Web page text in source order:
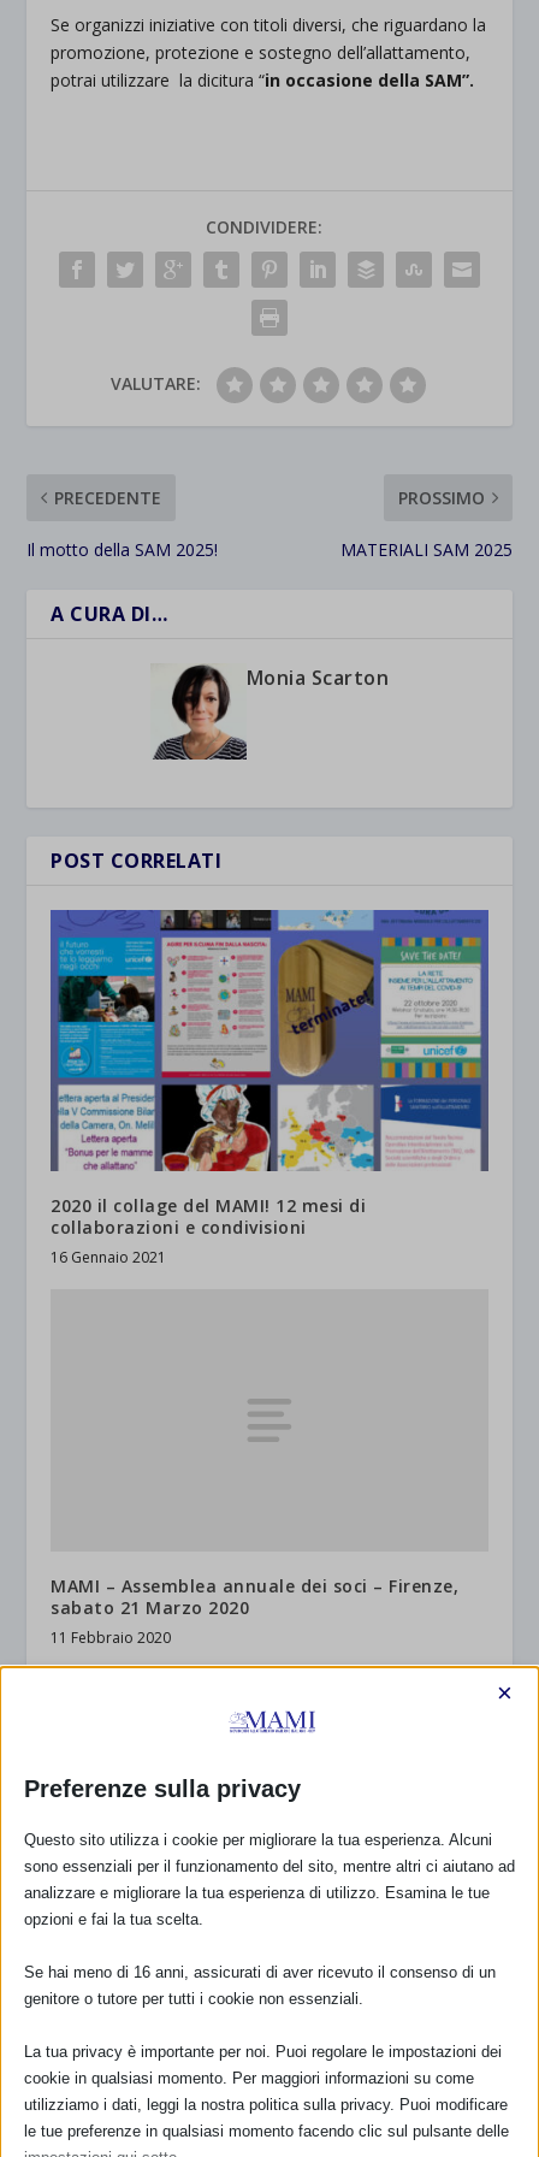
Se organizzi iniziative con titoli diversi, che riguardano la
promozione, protezione e sostegno dell’allattamento,
potrai utilizzare la dicitura “in occasione della SAM”.
CONDIVIDERE:
VALUTARE:
PRECEDENTE
Il motto della SAM 2025!
PROSSIMO
MATERIALI SAM 2025
A CURA DI…
Monia Scarton
POST CORRELATI
2020 il collage del MAMI! 12 mesi di
collaborazioni e condivisioni
16 Gennaio 2021
MAMI – Assemblea annuale dei soci – Firenze,
sabato 21 Marzo 2020
11 Febbraio 2020
La CIANB scrive ai Tavoli Anticorruzione
3 Maggio 2016
Preferenze sulla privacy
×
Questo sito utilizza i cookie per migliorare la tua esperienza. Alcuni
sono essenziali per il funzionamento del sito, mentre altri ci aiutano ad
analizzare e migliorare la tua esperienza di utilizzo. Esamina le tue
opzioni e fai la tua scelta.
Se hai meno di 16 anni, assicurati di aver ricevuto il consenso di un
genitore o tutore per tutti i cookie non essenziali.
La tua privacy è importante per noi. Puoi regolare le impostazioni dei
cookie in qualsiasi momento. Per maggiori informazioni su come
utilizziamo i dati, leggi la nostra politica sulla privacy. Puoi modificare
le tue preferenze in qualsiasi momento facendo clic sul pulsante delle